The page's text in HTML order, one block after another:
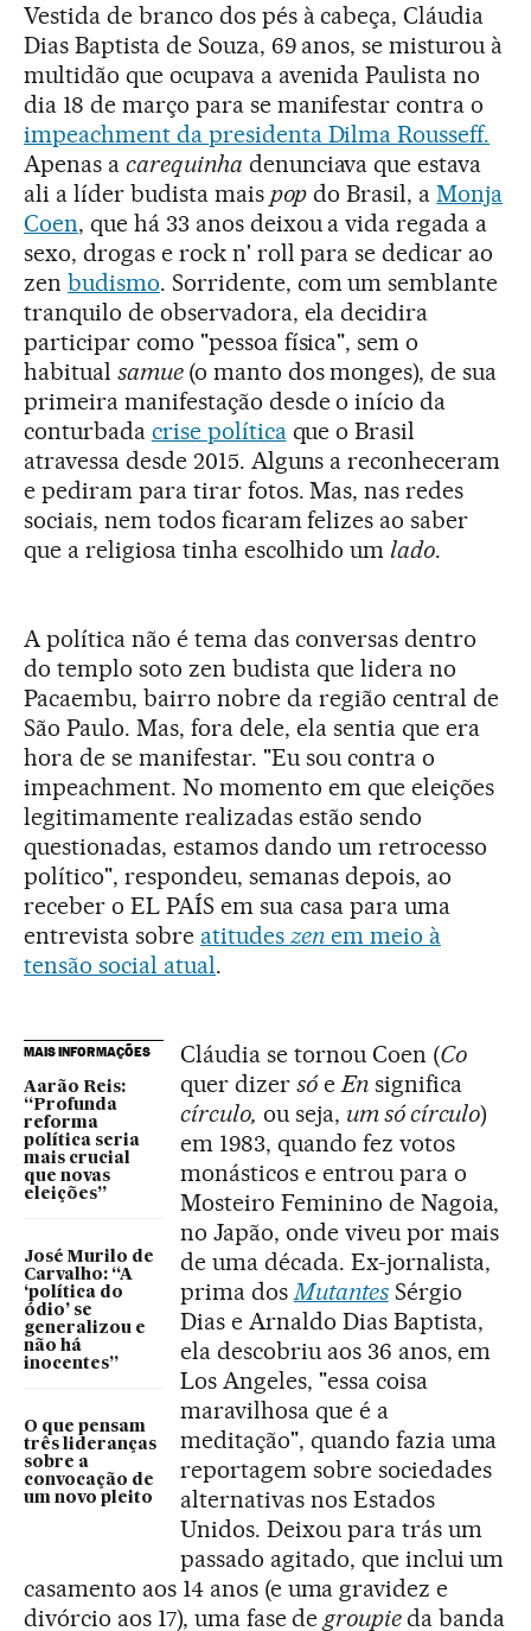
Vestida de branco dos pés à cabeça, Cláudia
Dias Baptista de Souza, 69 anos, se misturou à
multidão que ocupava a avenida Paulista no
dia 18 de março para se manifestar contra o
impeachment da presidenta Dilma Rousseff.
Apenas a carequinha denunciava que estava
ali a líder budista mais pop do Brasil, aMonja
Coen, que há 33 anos deixou a vida regada a
sexo, drogas e rock n' roll para se dedicar ao
zen budismo. Sorridente, com um semblante
tranquilo de observadora, ela decidira
participar como "pessoa física", sem o
habitual samue (o manto dos monges), de sua
primeira manifestação desde o início da
conturbada crise políticaque o Brasil
atravessa desde 2015. Alguns a reconheceram
e pediram para tirar fotos. Mas, nas redes
sociais, nem todos ficaram felizes ao saber
que a religiosa tinha escolhido um lado.
A política não é tema das conversas dentro
do templo soto zen budista que lidera no
Pacaembu, bairro nobre da região central de
São Paulo. Mas, fora dele, ela sentia que era
hora de se manifestar. "Eu sou contra o
impeachment. No momento em que eleições
legitimamente realizadas estão sendo
questionadas, estamos dando um retrocesso
político", respondeu, semanas depois, ao
receber o EL PAÍS em sua casa para uma
entrevista sobre atitudes zen em meio à
tensão social atual.
MAIS INFORMAÇÕES
Aarão Reis:
“Profunda
reforma
política seria
mais crucial
que novas
eleições”
José Murilo de
Carvalho: “A
‘política do
ódio’ se
generalizou e
não há
inocentes”
O que pensam
três lideranças
sobre a
convocação de
um novo pleito
Cláudia se tornou Coen (Co
quer dizer sóeEnsignifica
círculo, ou seja, um só círculo)
em 1983, quando fez votos
monásticos e entrou para o
Mosteiro Feminino de Nagoia,
no Japão, onde viveu por mais
de uma década. Ex-jornalista,
prima dosMutantesSérgio
Dias e Arnaldo Dias Baptista,
ela descobriu aos 36 anos, em
Los Angeles, "essa coisa
maravilhosa que é a
meditação", quando fazia uma
reportagem sobre sociedades
alternativas nos Estados
Unidos. Deixou para trás um
passado agitado, que inclui um
casamento aos 14 anos (e uma gravidez e
divórcio aos 17), uma fase degroupieda banda